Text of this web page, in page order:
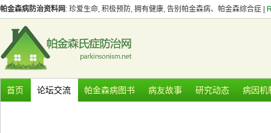
帕金森病防治资料网 : 珍爱生命, 积极预防, 拥有健康, 告别帕金森病、帕金森综合症 |
首页 论坛交流 帕金森病图书 病友故事 研究动态 病因机